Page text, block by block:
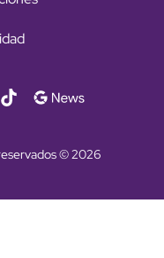
© 2026